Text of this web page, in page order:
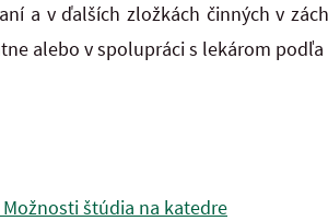
a v ďalších zložkách činných v
alebo v spolupráci s lekárom
štúdia na katedre